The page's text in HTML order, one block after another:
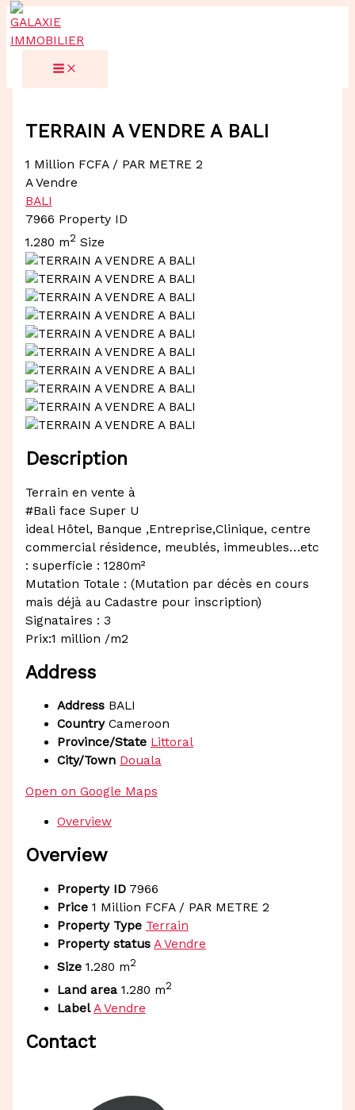
Aller
au
contenu
TERRAIN A VENDRE A BALI
1 Million FCFA / PAR METRE 2
A Vendre
BALI
7966 Property ID
1.280 m2 Size
Description
Terrain en vente à
#Bali face Super U
ideal Hôtel, Banque ,Entreprise,Clinique, centre
commercial résidence, meublés, immeubles…etc
: superficie : 1280m²
Mutation Totale : (Mutation par décès en cours
mais déjà au Cadastre pour inscription)
Signataires : 3
Prix:1 million /m2
Address
Address BALI
Country Cameroon
Province/State Littoral
City/Town Douala
Open on Google Maps
Overview
Overview
Property ID 7966
Price 1 Million FCFA / PAR METRE 2
Property Type Terrain
Property status A Vendre
Size 1.280 m2
Land area 1.280 m2
Label A Vendre
Contact